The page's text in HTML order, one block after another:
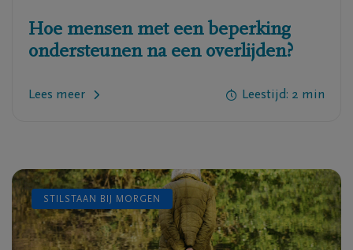
Hoe mensen met een beperking
ondersteunen na een overlijden?
Lees meer Leestijd: 2 min
STILSTAAN BIJ MORGEN